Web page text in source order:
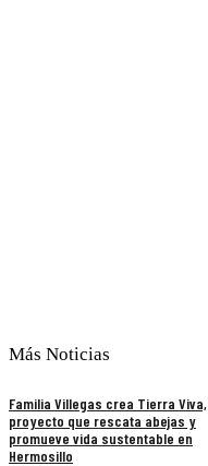
Más Noticias
Familia Villegas crea Tierra Viva,
proyecto que rescata abejas y
promueve vida sustentable en
Hermosillo